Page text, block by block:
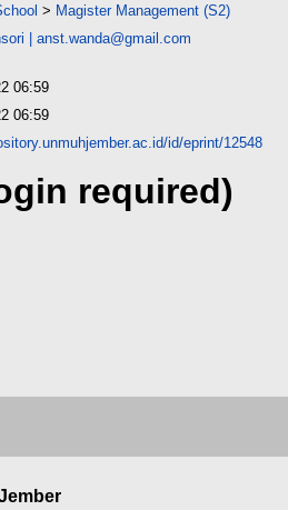
> Magister Management (S2)
| anst.wanda@gmail.com
06:59
06:59
id/eprint/12548
required)